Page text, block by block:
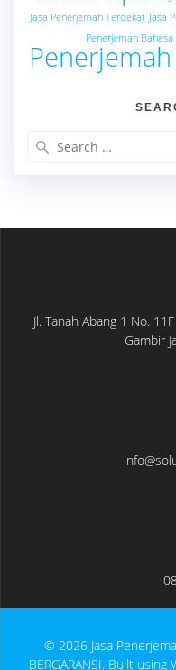
Jasa Penerjemah Terdekat Jasa
Penerjemah
Jl. Tanah Abang 1 No.
Gambir
© 2026 Jasa
BERGARANSI. Built using